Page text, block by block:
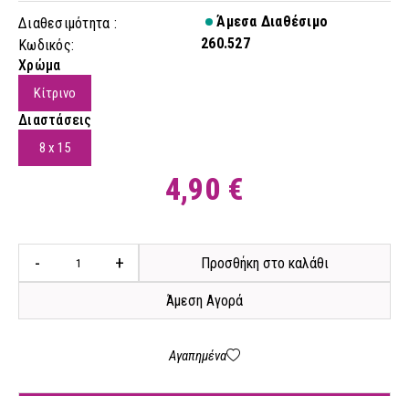
Διαθεσιμότητα :
Άμεσα Διαθέσιμο
Κωδικός:
260.527
Χρώμα
Κίτρινο
Διαστάσεις
8 x 15
4,90 €
- + Προσθήκη στο καλάθι
Άμεση Αγορά
Αγαπημένα